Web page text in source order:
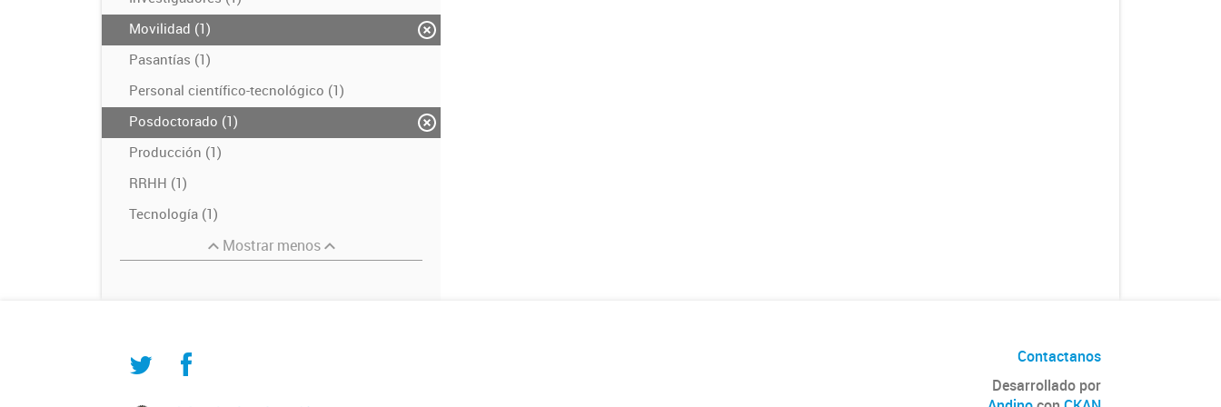
Movilidad (1)
Pasantías (1)
Personal científico-tecnológico (1)
Posdoctorado (1)
Producción (1)
RRHH (1)
Tecnología (1)
Mostrar menos
Contactanos
Desarrollado por